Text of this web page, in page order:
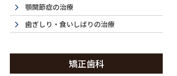
顎関節症の治療
歯ぎしり・食いしばりの治療
矯正歯科